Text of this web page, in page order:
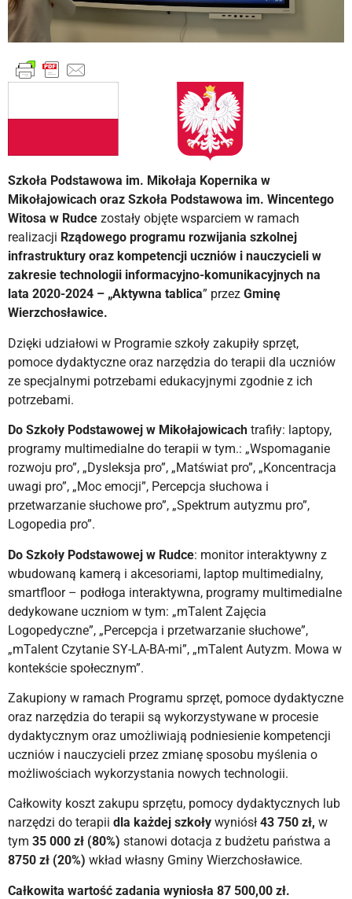
Szkoła Podstawowa im. Mikołaja Kopernika w
Mikołajowicach oraz Szkoła Podstawowa im. Wincentego
Witosa w Rudce zostały objęte wsparciem w ramach
realizacji Rządowego programu rozwijania szkolnej
infrastruktury oraz kompetencji uczniów i nauczycieli w
zakresie technologii informacyjno-komunikacyjnych na
lata 2020-2024 – „Aktywna tablica” przez Gminę
Wierzchosławice.
Dzięki udziałowi w Programie szkoły zakupiły sprzęt,
pomoce dydaktyczne oraz narzędzia do terapii dla uczniów
ze specjalnymi potrzebami edukacyjnymi zgodnie z ich
potrzebami.
Do Szkoły Podstawowej w Mikołajowicach trafiły: laptopy,
programy multimedialne do terapii w tym.: „Wspomaganie
rozwoju pro”, „Dysleksja pro”, „Matświat pro”, „Koncentracja
uwagi pro”, „Moc emocji”, Percepcja słuchowa i
przetwarzanie słuchowe pro”, „Spektrum autyzmu pro”,
Logopedia pro”.
Do Szkoły Podstawowej w Rudce: monitor interaktywny z
wbudowaną kamerą i akcesoriami, laptop multimedialny,
smartfloor – podłoga interaktywna, programy multimedialne
dedykowane uczniom w tym: „mTalent Zajęcia
Logopedyczne”, „Percepcja i przetwarzanie słuchowe”,
„mTalent Czytanie SY-LA-BA-mi”, „mTalent Autyzm. Mowa w
kontekście społecznym”.
Zakupiony w ramach Programu sprzęt, pomoce dydaktyczne
oraz narzędzia do terapii są wykorzystywane w procesie
dydaktycznym oraz umożliwiają podniesienie kompetencji
uczniów i nauczycieli przez zmianę sposobu myślenia o
możliwościach wykorzystania nowych technologii.
Całkowity koszt zakupu sprzętu, pomocy dydaktycznych lub
narzędzi do terapii dla każdej szkoły wyniósł 43 750 zł, w
tym 35 000 zł (80%) stanowi dotacja z budżetu państwa a
8750 zł (20%) wkład własny Gminy Wierzchosławice.
Całkowita wartość zadania wyniosła 87 500,00 zł.